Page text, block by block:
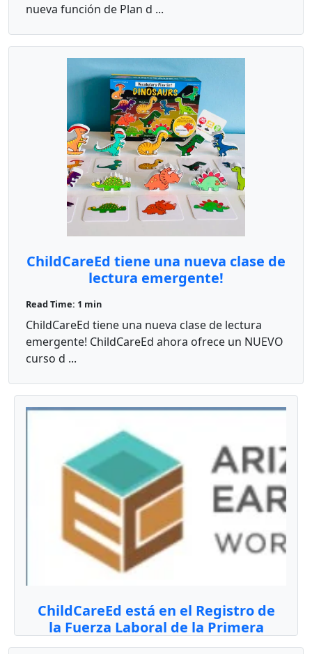
nueva función de Plan d ...
ChildCareEd tiene una nueva clase de
lectura emergente!
Read Time: 1 min
ChildCareEd tiene una nueva clase de lectura
emergente! ChildCareEd ahora ofrece un NUEVO
curso d ...
ChildCareEd está en el Registro de
la Fuerza Laboral de la Primera
Infancia de Arizona!